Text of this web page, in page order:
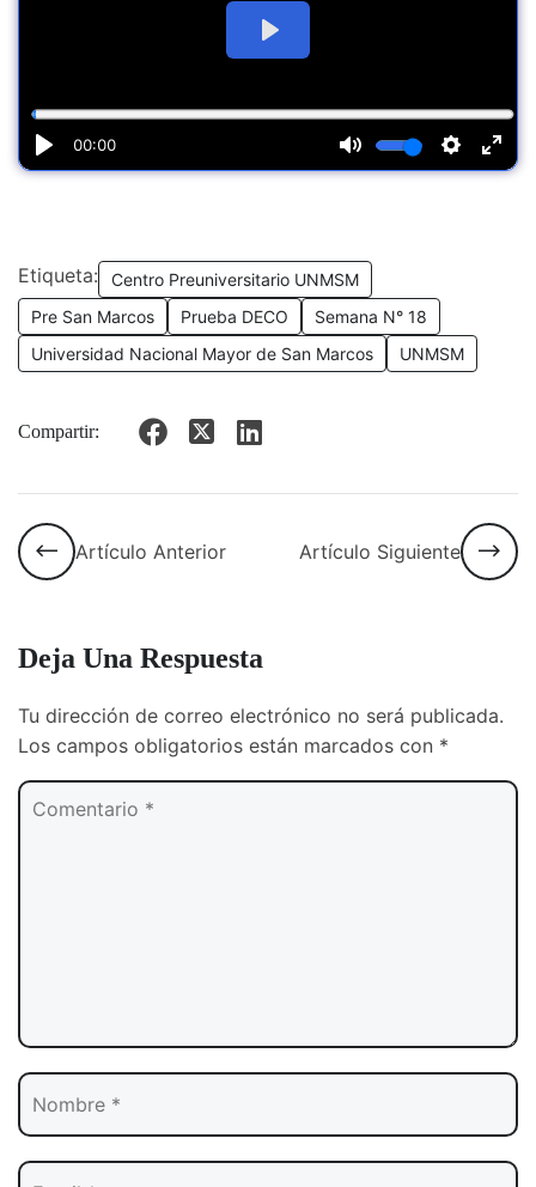
Etiqueta:
Centro Preuniversitario UNMSM
Pre San Marcos
Prueba DECO
Semana N° 18
Universidad Nacional Mayor de San Marcos
UNMSM
Compartir:
Artículo Anterior Artículo Siguiente
Deja Una Respuesta
Tu dirección de correo electrónico no será publicada.
Los campos obligatorios están marcados con *